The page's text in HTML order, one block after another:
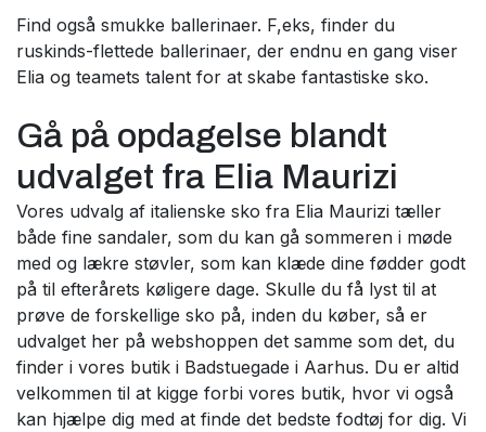
Find også smukke ballerinaer. F,eks, finder du
ruskinds-flettede ballerinaer, der endnu en gang viser
Elia og teamets talent for at skabe fantastiske sko.
Gå på opdagelse blandt
udvalget fra Elia Maurizi
Vores udvalg af italienske sko fra Elia Maurizi tæller
både fine sandaler, som du kan gå sommeren i møde
med og lækre støvler, som kan klæde dine fødder godt
på til efterårets køligere dage. Skulle du få lyst til at
prøve de forskellige sko på, inden du køber, så er
udvalget her på webshoppen det samme som det, du
finder i vores butik i Badstuegade i Aarhus. Du er altid
velkommen til at kigge forbi vores butik, hvor vi også
kan hjælpe dig med at finde det bedste fodtøj for dig. Vi